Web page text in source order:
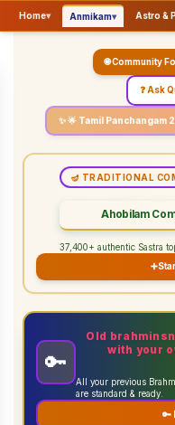
Home▾ Anmikam▾ Astro &
🌐 Community
❓ Ask
✨ 🌟 Tamil
🪔 TRADITIONAL
Ahobilam
37,400+ authentic Sastra
➕
🔑
Old
with your
All your previous
are standard & ready.
🔑